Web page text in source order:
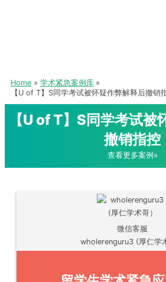
Home
学术紧急案例库
【U of T】S同学考试被怀疑作弊解释后撤销
【U of T】S同学考试被
撤销指控
查看更多案例»
微信客服
wholerenguru3 (厚仁学